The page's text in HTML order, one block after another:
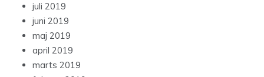
juli 2019
juni 2019
maj 2019
april 2019
marts 2019